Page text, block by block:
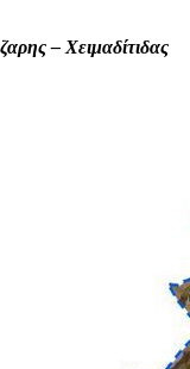
– Χειμαδίτιδας